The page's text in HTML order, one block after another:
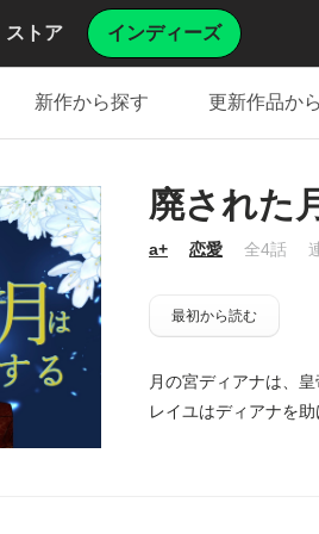
ストア インディーズ
新作から探す 更新作品か
廃された
a+ 恋愛 全4話
最初から読む
月の宮ディアナは、
レイユはディアナを